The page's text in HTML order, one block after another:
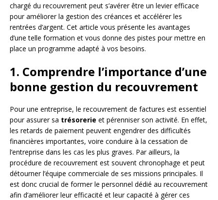
chargé du recouvrement peut s’avérer être un levier efficace
pour améliorer la gestion des créances et accélérer les
rentrées d’argent. Cet article vous présente les avantages
d’une telle formation et vous donne des pistes pour mettre en
place un programme adapté à vos besoins.
1. Comprendre l’importance d’une
bonne gestion du recouvrement
Pour une entreprise, le recouvrement de factures est essentiel
pour assurer sa trésorerie et pérenniser son activité. En effet,
les retards de paiement peuvent engendrer des difficultés
financières importantes, voire conduire à la cessation de
l’entreprise dans les cas les plus graves. Par ailleurs, la
procédure de recouvrement est souvent chronophage et peut
détourner l’équipe commerciale de ses missions principales. Il
est donc crucial de former le personnel dédié au recouvrement
afin d’améliorer leur efficacité et leur capacité à gérer ces